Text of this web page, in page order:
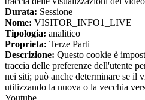
Durata: Sessione
Nome: VISITOR_INFO1_LIVE
Tipologia: analitico
Proprieta: Terze Parti
Descrizione: Questo cookie è
traccia delle preferenze dell'utente
nei siti; può anche determinare se il
utilizzando la nuova o la vecchia
Youtube.